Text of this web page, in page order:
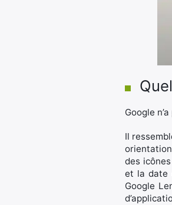
Google
Il
orientation
des
et la date
Google